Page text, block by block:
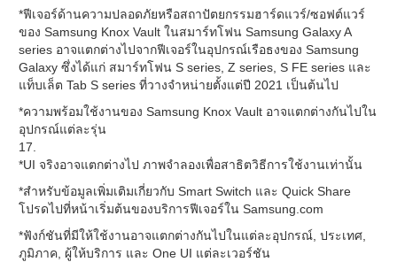
*ฟีเจอร์ด้านความปลอดภัยหรือสถาปัตยกรรมฮาร์ดแวร์/ซอฟต์แวร์
ของ Samsung Knox Vault ในสมาร์ทโฟน Samsung Galaxy A
series อาจแตกต่างไปจากฟีเจอร์ในอุปกรณ์เรือธงของ Samsung
Galaxy ซึ่งได้แก่ สมาร์ทโฟน S series, Z series, S FE series และ
แท็บเล็ต Tab S series ที่วางจำหน่ายตั้งแต่ปี 2021 เป็นต้นไป
*ความพร้อมใช้งานของ Samsung Knox Vault อาจแตกต่างกันไปใน
อุปกรณ์แต่ละรุ่น
17.
*UI จริงอาจแตกต่างไป ภาพจำลองเพื่อสาธิตวิธีการใช้งานเท่านั้น
*สำหรับข้อมูลเพิ่มเติมเกี่ยวกับ Smart Switch และ Quick Share
โปรดไปที่หน้าเริ่มต้นของบริการฟีเจอร์ใน Samsung.com
*ฟังก์ชันที่มีให้ใช้งานอาจแตกต่างกันไปในแต่ละอุปกรณ์, ประเทศ,
ภูมิภาค, ผู้ให้บริการ และ One UI แต่ละเวอร์ชัน